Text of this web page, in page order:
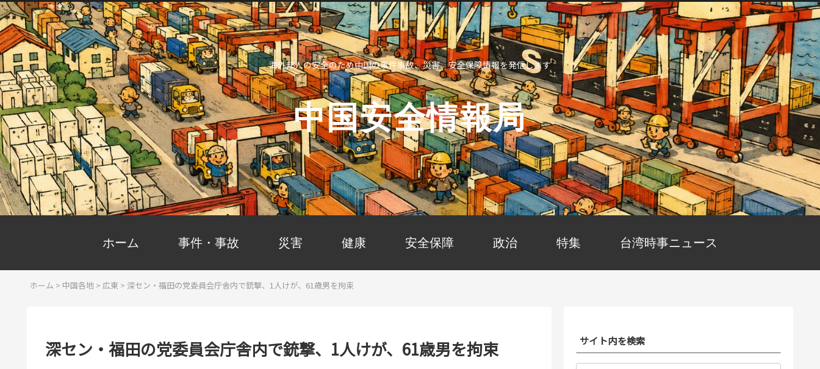
海外邦人の安全のため中国の事件事故、災害、安全保障情報を発信します
中国安全情報局
ホーム 事件・事故 災害 健康 安全保障 政治 特集 台湾時事ニュース
ホーム > 中国各地 >広東 >深セン・福田の党委員会庁舎内で銃撃、1人けが、61歳男を拘束
深セン・福田の党委員会庁舎内で銃撃、1人けが、61歳男を拘束 サイト内を検索